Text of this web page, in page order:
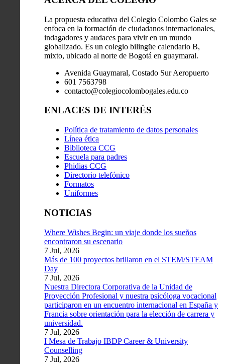
La propuesta educativa del Colegio Colombo Gales se
enfoca en la formación de ciudadanos internacionales,
indagadores y audaces para vivir en un mundo
globalizado. Es un colegio bilingüe calendario B,
mixto, ubicado al norte de Bogotá en guaymaral.
Avenida Guaymaral, Costado Sur Aeropuerto
601 7563798
contacto@colegiocolombogales.edu.co
ENLACES DE INTERÉS
Política de tratamiento de datos personales
Línea ética
Biblioteca CCG
Escuela para padres
Phidias CCG
Directorio telefónico
Formatos
Uniformes
NOTICIAS
Where Wishes Begin: un viaje donde los sueños
encontraron su escenario
7 Jul, 2026
Más de 100 proyectos brillaron en el STEM/STEAM
Day
7 Jul, 2026
Nuestra Directora Corporativa de la Unidad de
Proyección Profesional y nuestra psicóloga vocacional
participaron en un encuentro internacional en España y
Francia sobre orientación para la elección de carrera y
universidad.
7 Jul, 2026
I Mesa de Trabajo IBDP Career & University
Counselling
7 Jul, 2026